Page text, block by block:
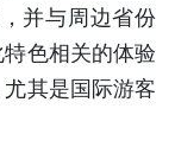
并与周边省份
色相关的体验
其是国际游客